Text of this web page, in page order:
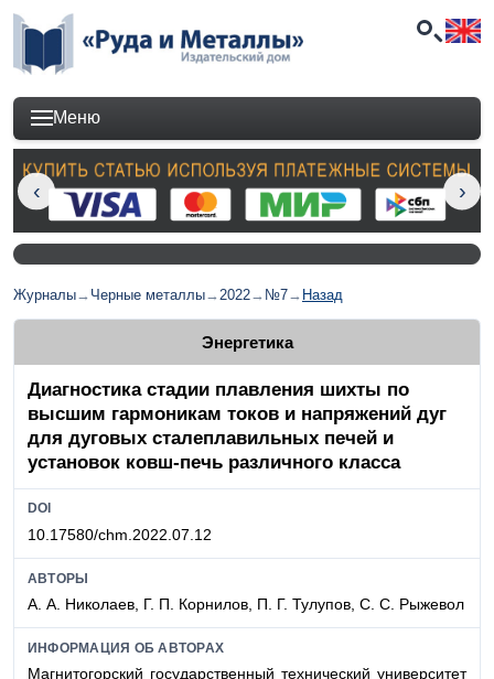
Меню
Журналы→ Черные металлы→2022→ №7→ Назад
Энергетика
Диагностика стадии плавления шихты по
высшим гармоникам токов и напряжений дуг
для дуговых сталеплавильных печей и
установок ковш-печь различного класса
DOI
10.17580/chm.2022.07.12
АВТОРЫ
А. А. Николаев, Г. П. Корнилов, П. Г. Тулупов, С. С. Рыжевол
ИНФОРМАЦИЯ ОБ АВТОРАХ
Магнитогорский государственный технический университет